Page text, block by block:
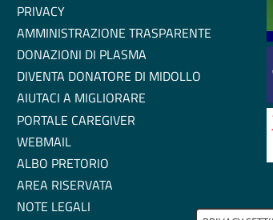
PRIVACY
AMMINISTRAZIONE TRASPARENTE
DONAZIONI DI PLASMA
DIVENTA DONATORE DI MIDOLLO
AIUTACI A MIGLIORARE
PORTALE CAREGIVER
WEBMAIL
ALBO PRETORIO
AREA RISERVATA
NOTE LEGALI